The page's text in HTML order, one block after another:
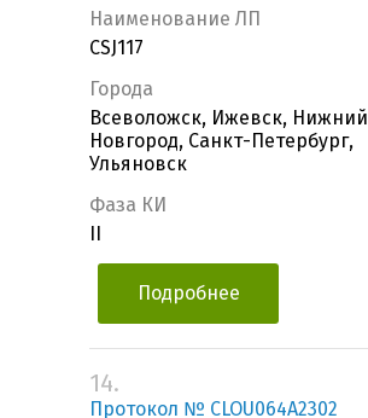
Наименование ЛП
CSJ117
Города
Всеволожск, Ижевск, Нижний
Новгород, Санкт-Петербург,
Ульяновск
Фаза КИ
Подробнее
14.
Протокол № CLOU064A2302